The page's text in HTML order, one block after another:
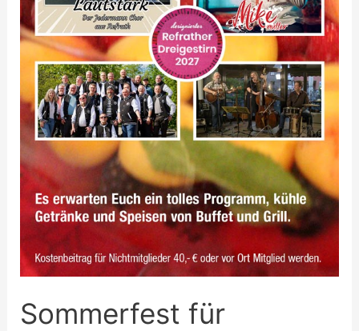
Sommerfest für